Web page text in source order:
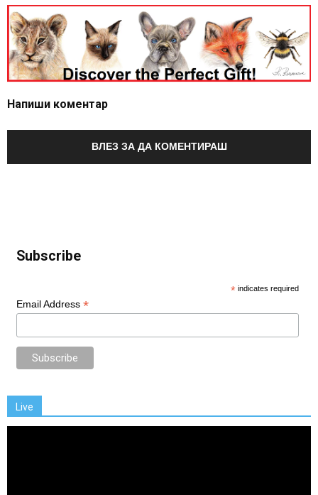
Напиши коментар
ВЛЕЗ ЗА ДА КОМЕНТИРАШ
Subscribe
* indicates required
Email Address *
Live